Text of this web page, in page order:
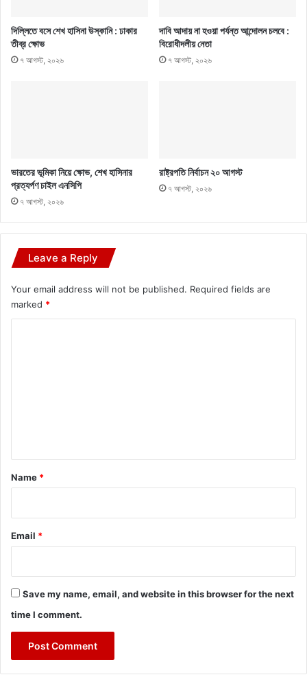
দিল্লিতে বসে শেখ হাসিনা উস্কানি : ঢাকার
তীব্র ক্ষোভ
৭ আগস্ট, ২০২৬
দাবি আদায় না হওয়া পর্যন্ত আন্দোলন চলবে :
বিরোধীদলীয় নেতা
৭ আগস্ট, ২০২৬
ভারতের ভূমিকা নিয়ে ক্ষোভ, শেখ হাসিনার
প্রত্যর্পণ চাইল এনসিপি
৭ আগস্ট, ২০২৬
রাষ্ট্রপতি নির্বাচন ২০ আগস্ট
৭ আগস্ট, ২০২৬
Leave a Reply
Your email address will not be published. Required fields are
marked *
*
Name *
Email *
Save my name, email, and website in this browser for the next
time I comment.